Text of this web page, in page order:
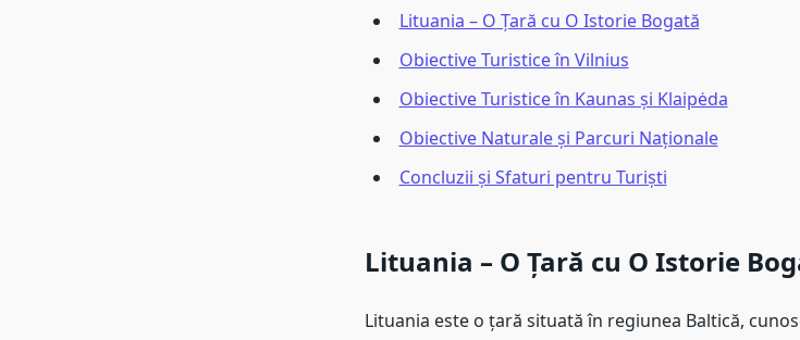
Lituania – O Țară cu O Istorie Bogată
Obiective Turistice în Vilnius
Obiective Turistice în Kaunas și Klaipėda
Obiective Naturale și Parcuri Naționale
Concluzii și Sfaturi pentru Turiști
Lituania – O Țară cu O Istorie
Lituania este o țară situată în regiunea Baltică,